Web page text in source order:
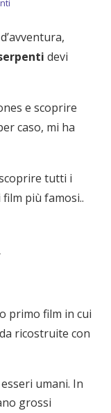
d’avventura,
devi
e scoprire
caso, mi ha
tutti i
più famosi..
primo film in cui
ricostruite con
umani. In
grossi